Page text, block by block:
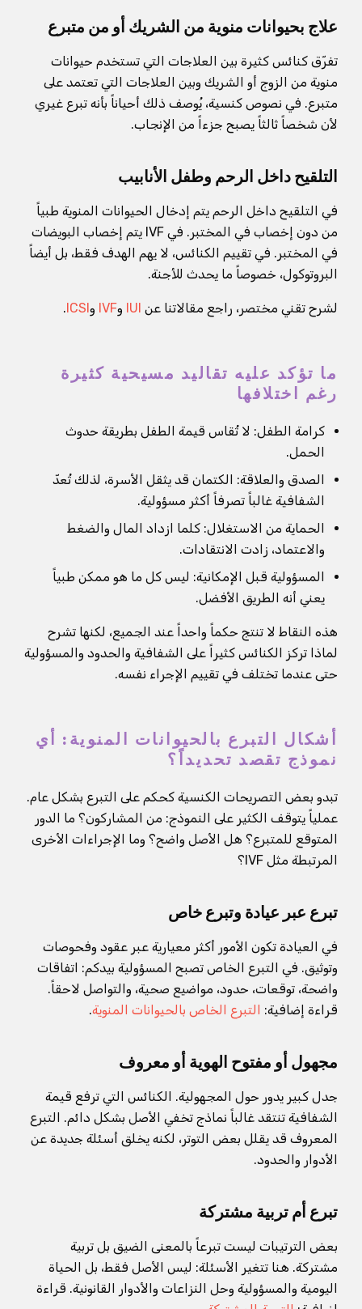
علاج بحيوانات منوية من الشريك أو من متبرع
تفرّق كنائس كثيرة بين العلاجات التي تستخدم حيوانات
منوية من الزوج أو الشريك وبين العلاجات التي تعتمد على
متبرع. في نصوص كنسية، يُوصف ذلك أحياناً بأنه تبرع غيري
لأن شخصاً ثالثاً يصبح جزءاً من الإنجاب.
التلقيح داخل الرحم وطفل الأنابيب
في التلقيح داخل الرحم يتم إدخال الحيوانات المنوية طبياً
من دون إخصاب في المختبر. في IVF يتم إخصاب البويضات
في المختبر. في تقييم الكنائس، لا يهم الهدف فقط، بل أيضاً
البروتوكول، خصوصاً ما يحدث للأجنة.
لشرح تقني مختصر، راجع مقالاتنا عن IUI وIVF وICSI
.
ما تؤكد عليه تقاليد مسيحية كثيرة
رغم اختلافها
كرامة الطفل: لا تُقاس قيمة الطفل بطريقة حدوث
الحمل.
الصدق والعلاقة: الكتمان قد يثقل الأسرة، لذلك تُعدّ
الشفافية غالباً تصرفاً أكثر مسؤولية.
الحماية من الاستغلال: كلما ازداد المال والضغط
والاعتماد، زادت الانتقادات.
المسؤولية قبل الإمكانية: ليس كل ما هو ممكن طبياً
يعني أنه الطريق الأفضل.
هذه النقاط لا تنتج حكماً واحداً عند الجميع، لكنها تشرح
لماذا تركز الكنائس كثيراً على الشفافية والحدود والمسؤولية
حتى عندما تختلف في تقييم الإجراء نفسه.
أشكال التبرع بالحيوانات المنوية: أي
نموذج تقصد تحديداً؟
تبدو بعض التصريحات الكنسية كحكم على التبرع بشكل عام.
عملياً يتوقف الكثير على النموذج: من المشاركون؟ ما الدور
المتوقع للمتبرع؟ هل الأصل واضح؟ وما الإجراءات الأخرى
المرتبطة مثل IVF؟
تبرع عبر عيادة وتبرع خاص
في العيادة تكون الأمور أكثر معيارية عبر عقود وفحوصات
وتوثيق. في التبرع الخاص تصبح المسؤولية بيدكم: اتفاقات
واضحة، توقعات، حدود، مواضيع صحية، والتواصل لاحقاً.
قراءة إضافية: التبرع الخاص بالحيوانات المنوية.
مجهول أو مفتوح الهوية أو معروف
جدل كبير يدور حول المجهولية. الكنائس التي ترفع قيمة
الشفافية تنتقد غالباً نماذج تخفي الأصل بشكل دائم. التبرع
المعروف قد يقلل بعض التوتر، لكنه يخلق أسئلة جديدة عن
الأدوار والحدود.
تبرع أم تربية مشتركة
بعض الترتيبات ليست تبرعاً بالمعنى الضيق بل تربية
مشتركة. هنا تتغير الأسئلة: ليس الأصل فقط، بل الحياة
اليومية والمسؤولية وحل النزاعات والأدوار القانونية. قراءة